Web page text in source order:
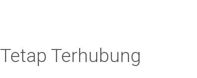
Tetap Terhubung